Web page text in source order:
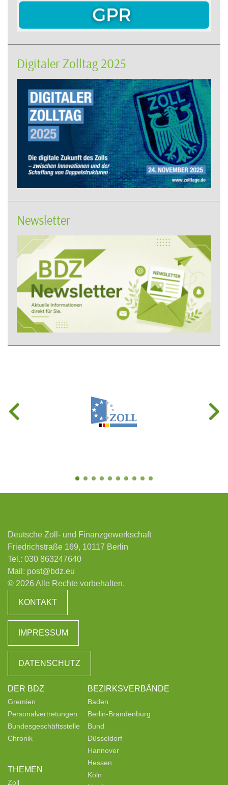
Digitaler Zolltag 2025
Newsletter
Deutsche Zoll- und Finanzgewerkschaft
Friedrichstraße 169, 10117 Berlin
Tel.: 030 863247640
Mail: post@bdz.eu
© 2026 Alle Rechte vorbehalten.
KONTAKT
IMPRESSUM
DATENSCHUTZ
DER BDZ
Gremien
Personalvertretungen
Bundesgeschäftsstelle
Chronik
THEMEN
Zoll
BEZIRKSVERBÄNDE
Baden
Berlin-Brandenburg
Bund
Düsseldorf
Hannover
Hessen
Köln